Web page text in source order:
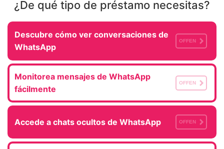
¿De qué tipo de préstamo necesitas?
Descubre cómo ver conversaciones de
WhatsApp
OFFEN
Monitorea mensajes de WhatsApp
fácilmente
OFFEN
Accede a chats ocultos de WhatsApp OFFEN